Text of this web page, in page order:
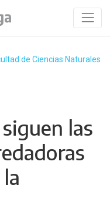
de Ciencias Naturales
las